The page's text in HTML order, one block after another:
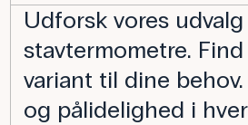
Udforsk vores
stavtermometre.
variant til dine
og pålidelighed i